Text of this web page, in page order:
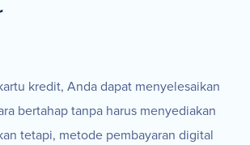
kredit, Anda dapat menyelesaikan
bertahap tanpa harus menyediakan
tetapi, metode pembayaran digital